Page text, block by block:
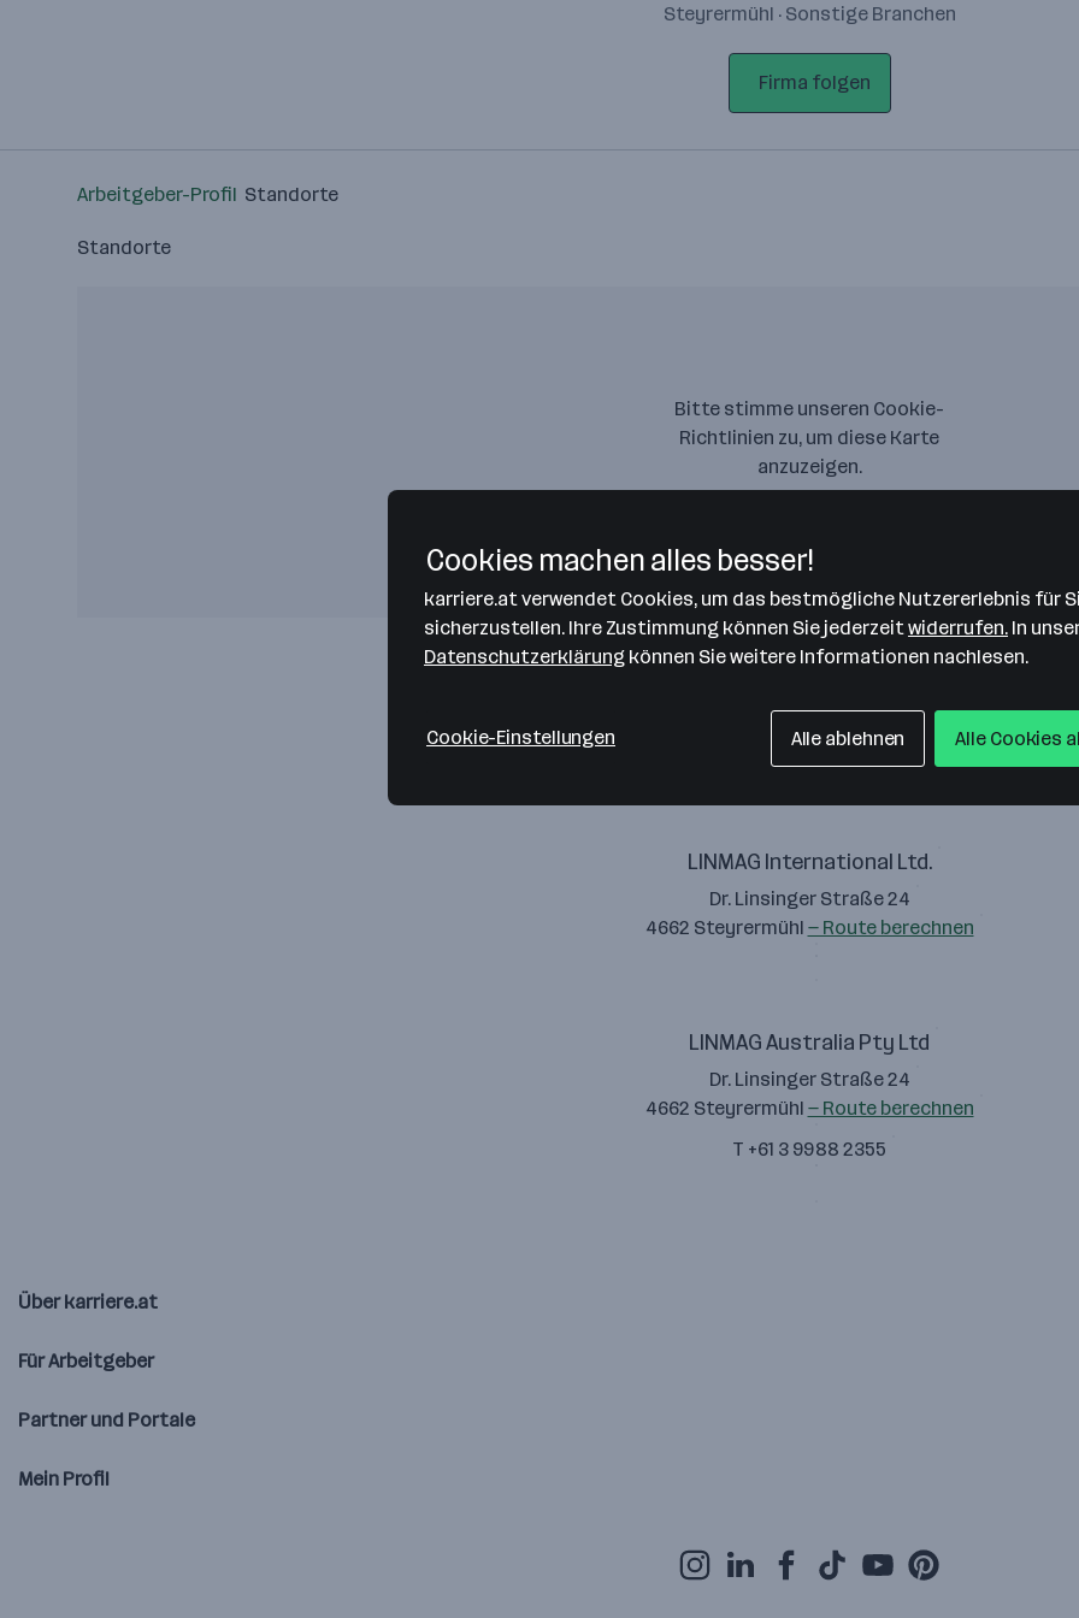
Steyrermühl · Sonstige Branchen
Firma folgen
Arbeitgeber-Profil Standorte
Standorte
Bitte stimme unseren Cookie-
Richtlinien zu, um diese Karte
anzuzeigen.
Dr. Linsinger Straße 24
4662 Steyrermühl— Route berechnen
LINMAG International Ltd.
Dr. Linsinger Straße 24
4662 Steyrermühl — Route berechnen
LINMAG Australia Pty Ltd
Dr. Linsinger Straße 24
4662 Steyrermühl — Route berechnen
T +61 3 9988 2355
Über karriere.at
Für Arbeitgeber
Partner und Portale
Mein Profil
Cookies machen alles besser!
karriere.at verwendet Cookies, um das bestmögliche Nutzererlebnis für
sicherzustellen. Ihre Zustimmung können Sie jederzeit widerrufen. In
Datenschutzerklärung können Sie weitere Informationen nachlesen.
Cookie-Einstellungen Alle ablehnen Alle Cookies